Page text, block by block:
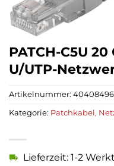
PATCH-C5U
U/UTP-
Lieferzeit: 1-2
Artikelnummer:
Kategorie: Patchkabel,